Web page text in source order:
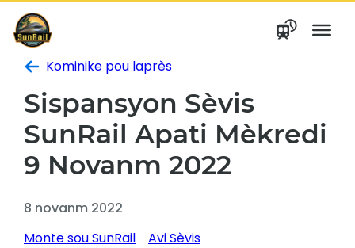
Ale
nan
kontni
Kominike pou laprès
Sispansyon Sèvis
SunRail Apati Mèkredi
9 Novanm 2022
8 novanm 2022
Monte sou SunRail
Avi Sèvis